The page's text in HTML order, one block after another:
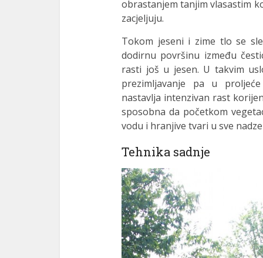
obrastanjem tanjim vlasastim
zacjeljuju.
Tokom jeseni i zime tlo se
dodirnu površinu između
rasti još u jesen. U takvim
prezimljavanje pa u
nastavlja intenzivan rast
sposobna da početkom
vodu i hranjive tvari u sve
Tehnika sadnje